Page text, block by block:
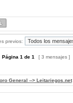
previos:
Página 1 de 1 [ 3 mensajes ]
General --> Leitariegos.net